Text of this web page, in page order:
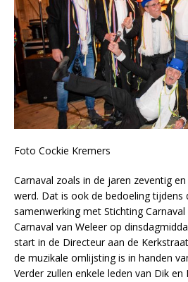
Foto Cockie Kremers
Carnaval zoals in de jaren zeventig
werd. Dat is ook de bedoeling tijdens
samenwerking met Stichting
Carnaval van Weleer op
start in de Directeur aan de
de muzikale omlijsting is in handen
Verder zullen enkele leden van Dik